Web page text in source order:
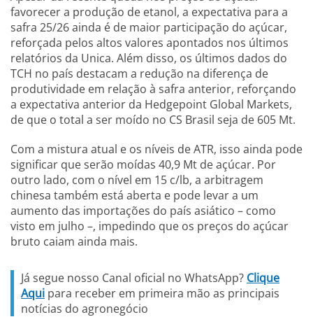
favorecer a produção de etanol, a expectativa para a
safra 25/26 ainda é de maior participação do açúcar,
reforçada pelos altos valores apontados nos últimos
relatórios da Unica. Além disso, os últimos dados do
TCH no país destacam a redução na diferença de
produtividade em relação à safra anterior, reforçando
a expectativa anterior da Hedgepoint Global Markets,
de que o total a ser moído no CS Brasil seja de 605 Mt.
Com a mistura atual e os níveis de ATR, isso ainda pode
significar que serão moídas 40,9 Mt de açúcar. Por
outro lado, com o nível em 15 c/lb, a arbitragem
chinesa também está aberta e pode levar a um
aumento das importações do país asiático – como
visto em julho –, impedindo que os preços do açúcar
bruto caiam ainda mais.
Já segue nosso Canal oficial no WhatsApp? Clique
Aqui para receber em primeira mão as principais
notícias do agronegócio